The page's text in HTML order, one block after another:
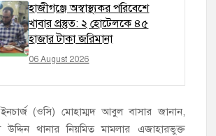
হাজীগঞ্জে অস্বাস্থ্যকর পরিবেশে
খাবার প্রস্তুত: ২ হোটেলকে ৪৫
হাজার টাকা জরিমানা
06 August 2026
(ওসি) মোহাম্মদ আবুল বাসার জানান,
থানার নিয়মিত মামলার এজাহারভুক্ত